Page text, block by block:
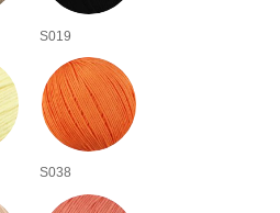
S019
S038